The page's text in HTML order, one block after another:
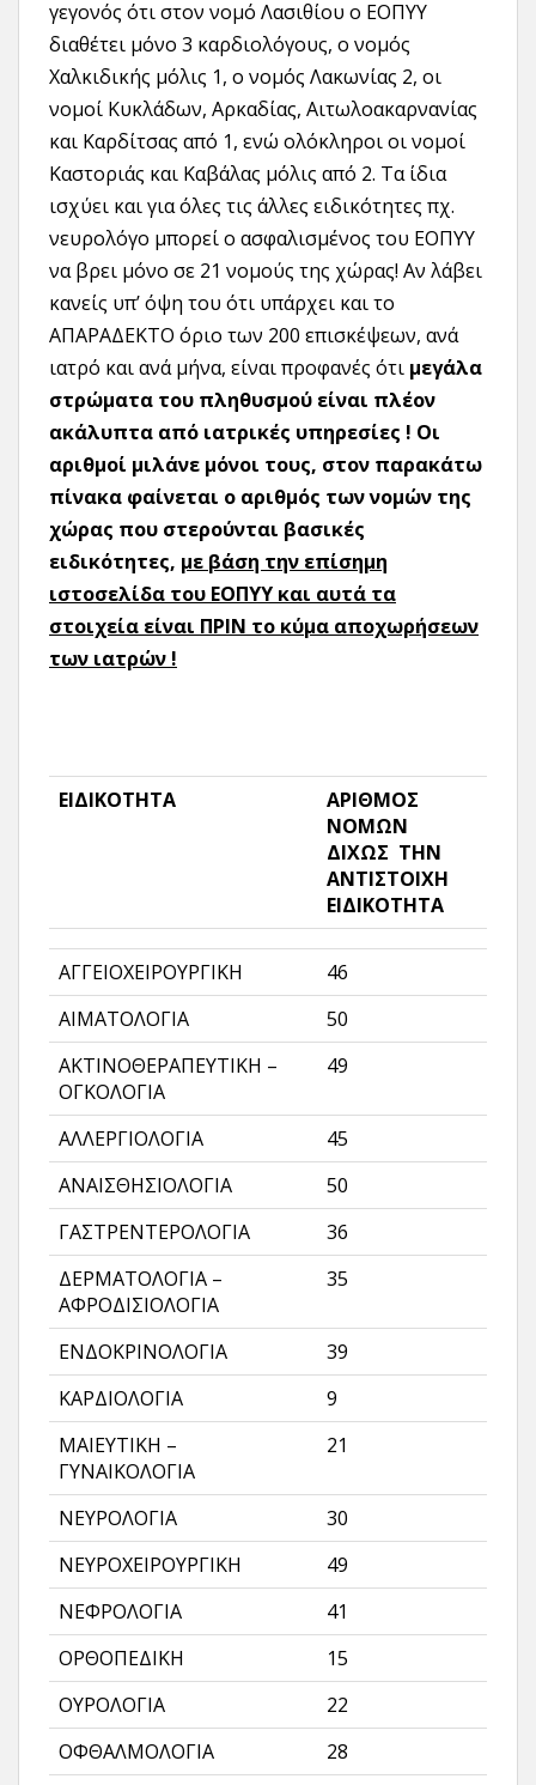
γεγονός ότι στον νομό Λασιθίου ο ΕΟΠΥΥ
διαθέτει μόνο 3 καρδιολόγους, ο νομός
Χαλκιδικής μόλις 1, ο νομός Λακωνίας 2, οι
νομοί Κυκλάδων, Αρκαδίας, Αιτωλοακαρνανίας
και Καρδίτσας από 1, ενώ ολόκληροι οι νομοί
Καστοριάς και Καβάλας μόλις από 2. Τα ίδια
ισχύει και για όλες τις άλλες ειδικότητες πχ.
νευρολόγο μπορεί ο ασφαλισμένος του ΕΟΠΥΥ
να βρει μόνο σε 21 νομούς της χώρας! Αν λάβει
κανείς υπ’ όψη του ότι υπάρχει και το
ΑΠΑΡΑΔΕΚΤΟ όριο των 200 επισκέψεων, ανά
ιατρό και ανά μήνα, είναι προφανές ότι μεγάλα
στρώματα του πληθυσμού είναι πλέον
ακάλυπτα από ιατρικές υπηρεσίες ! Οι
αριθμοί μιλάνε μόνοι τους, στον παρακάτω
πίνακα φαίνεται ο αριθμός των νομών της
χώρας που στερούνται βασικές
ειδικότητες, με βάση την επίσημη
ιστοσελίδα του ΕΟΠΥΥ και αυτά τα
στοιχεία είναι ΠΡΙΝ το κύμα αποχωρήσεων
των ιατρών !
ΕΙΔΙΚΟΤΗΤΑ
ΑΡΙΘΜΟΣ
ΝΟΜΩΝ
ΔΙΧΩΣ ΤΗΝ
ΑΝΤΙΣΤΟΙΧΗ
ΕΙΔΙΚΟΤΗΤΑ
ΑΓΓΕΙΟΧΕΙΡΟΥΡΓΙΚΗ
46
ΑΙΜΑΤΟΛΟΓΙΑ
50
ΑΚΤΙΝΟΘΕΡΑΠΕΥΤΙΚΗ –
ΟΓΚΟΛΟΓΙΑ
49
ΑΛΛΕΡΓΙΟΛΟΓΙΑ
45
ΑΝΑΙΣΘΗΣΙΟΛΟΓΙΑ
50
ΓΑΣΤΡΕΝΤΕΡΟΛΟΓΙΑ
36
ΔΕΡΜΑΤΟΛΟΓΙΑ –
ΑΦΡΟΔΙΣΙΟΛΟΓΙΑ
35
ΕΝΔΟΚΡΙΝΟΛΟΓΙΑ
39
ΚΑΡΔΙΟΛΟΓΙΑ
9
ΜΑΙΕΥΤΙΚΗ –
ΓΥΝΑΙΚΟΛΟΓΙΑ
21
ΝΕΥΡΟΛΟΓΙΑ
30
ΝΕΥΡΟΧΕΙΡΟΥΡΓΙΚΗ
49
ΝΕΦΡΟΛΟΓΙΑ
41
ΟΡΘΟΠΕΔΙΚΗ
15
ΟΥΡΟΛΟΓΙΑ
22
ΟΦΘΑΛΜΟΛΟΓΙΑ
28